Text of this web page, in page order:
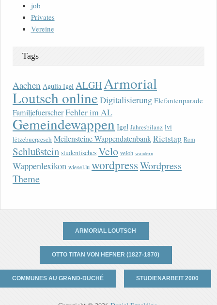
job
Privates
Vereine
Tags
Aachen Agulia Igel ALGHArmorial
Loutsch onlineDigitalisierung Elefantenparade
FamiljefuerscherFehler im AL
Gemeindewappen Igel Jahresbilanz lvi
lëtzebuergesch Meilensteine WappendatenbankRietstap Rom
Schlußstein studentisches Velo veloh wandern
Wappenlexikon wiesel.lu wordpressWordpress
Theme
ARMORIAL LOUTSCH
OTTO TITAN VON HEFNER (1827-1870)
COMMUNES AU GRAND-DUCHÉ STUDIENARBEIT 2000